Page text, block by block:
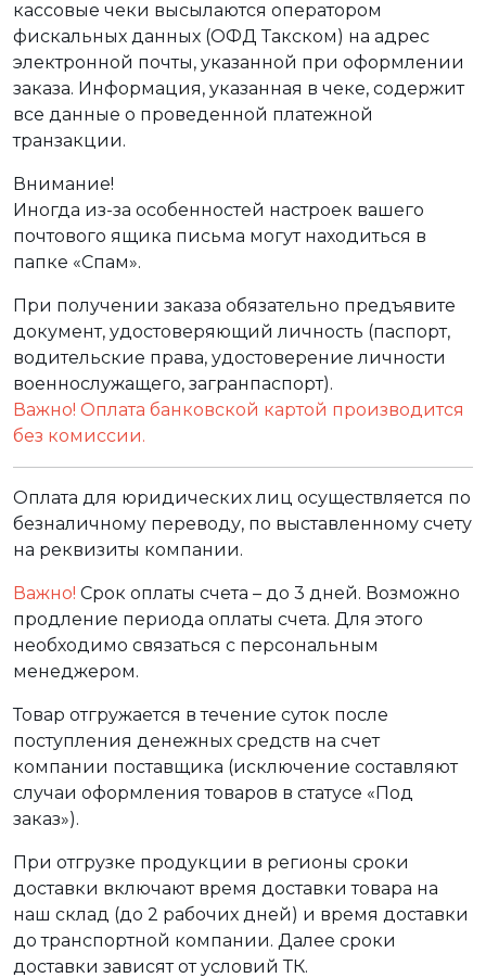
кассовые чеки высылаются оператором
фискальных данных (ОФД Такском) на адрес
электронной почты, указанной при оформлении
заказа. Информация, указанная в чеке, содержит
все данные о проведенной платежной
транзакции.
Внимание!
Иногда из-за особенностей настроек вашего
почтового ящика письма могут находиться в
папке «Спам».
При получении заказа обязательно предъявите
документ, удостоверяющий личность (паспорт,
водительские права, удостоверение личности
военнослужащего, загранпаспорт).
Важно! Оплата банковской картой производится
без комиссии.
Оплата для юридических лиц осуществляется по
безналичному переводу, по выставленному счету
на реквизиты компании.
Важно! Срок оплаты счета – до 3 дней. Возможно
продление периода оплаты счета. Для этого
необходимо связаться с персональным
менеджером.
Товар отгружается в течение суток после
поступления денежных средств на счет
компании поставщика (исключение составляют
случаи оформления товаров в статусе «Под
заказ»).
При отгрузке продукции в регионы сроки
доставки включают время доставки товара на
наш склад (до 2 рабочих дней) и время доставки
до транспортной компании. Далее сроки
доставки зависят от условий ТК.